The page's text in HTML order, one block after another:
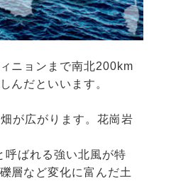
ニョンまで南北200km
んだといいます。
が広がります。花崗岩
呼ばれる強い北風が特
層など変化に富んだ土